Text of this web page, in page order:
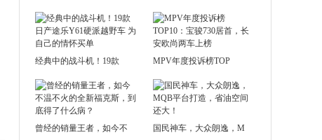
经典中的战斗机！19款 MPV年度投诉榜TOP
曾经的销量王者，如今不 国民神车，大众朗逸，M